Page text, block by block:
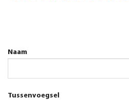
Naam
Tussenvoegsel